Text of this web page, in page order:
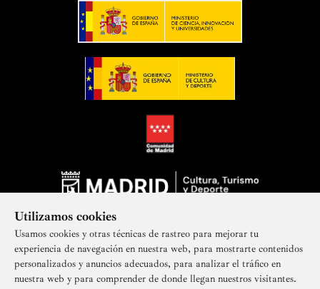
Utilizamos cookies
Usamos cookies y otras técnicas de rastreo para mejorar tu
experiencia de navegación en nuestra web, para mostrarte contenidos
personalizados y anuncios adecuados, para analizar el tráfico en
nuestra web y para comprender de donde llegan nuestros visitantes.